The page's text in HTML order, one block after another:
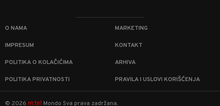
O NAMA MARKETING
IMPRESUM KONTAKT
POLITIKA O KOLAČIĆIMA ARHIVA
POLITIKA PRIVATNOSTI PRAVILA I USLOVI KORIŠĆENJA
© 2026 m:tel Mondo Sva prava zadržana.